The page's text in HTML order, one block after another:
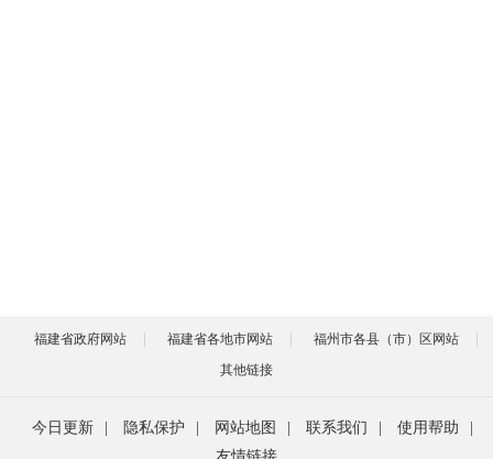
福建省政府网站 福建省各地市网站
福州市各县（市）区网站
其他链接
今日更新 隐私保护 网站地图 联系我们 使用帮助